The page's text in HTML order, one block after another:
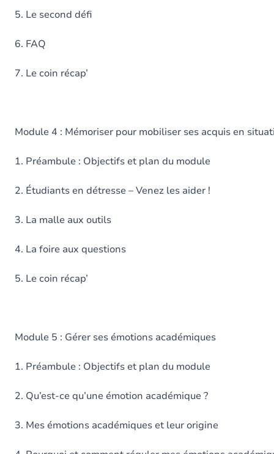
5. Le second défi
6. FAQ
7. Le coin récap’
Module 4 : Mémoriser pour mobiliser ses acquis en
1. Préambule : Objectifs et plan du module
2. Étudiants en détresse – Venez les aider !
3. La malle aux outils
4. La foire aux questions
5. Le coin récap’
Module 5 : Gérer ses émotions académiques
1. Préambule : Objectifs et plan du module
2. Qu’est-ce qu’une émotion académique ?
3. Mes émotions académiques et leur origine